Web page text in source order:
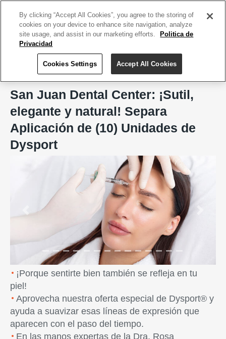
San Juan Dental Center
San Juan Dental Center: ¡Sutil,
elegante y natural! Separa
Aplicación de (10) Unidades de
Dysport
Previous
¡Porque sentirte bien también se refleja en tu
piel!
Aprovecha nuestra oferta especial de Dysport® y
ayuda a suavizar esas líneas de expresión que
aparecen con el paso del tiempo.
En las manos expertas de la Dra. Rosa
By clicking “Accept All Cookies”, you agree to the storing of
cookies on your device to enhance site navigation, analyze
site usage, and assist in our marketing efforts.
Politica de
Privacidad
Cookies Settings Accept All Cookies